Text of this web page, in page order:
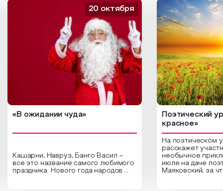
«В ожидании чуда»
Кашарни, Навруз, Банго Васил –
все это название самого любимого
праздника Нового года народов
20 октября
Поэтический
красное»
На поэтическом
расскажет
необычное
июле на даче
Маяковский, за